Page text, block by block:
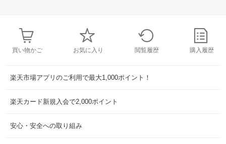
買い物かご お気に入り 閲覧履歴 購入履歴
楽天市場アプリのご利用で最大1,000ポイント！
楽天カード新規入会で2,000ポイント
安心・安全への取り組み